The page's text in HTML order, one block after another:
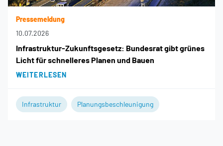
Pressemeldung
10.07.2026
Infrastruktur-Zukunftsgesetz: Bundesrat gibt grünes
Licht für schnelleres Planen und Bauen
WEITERLESEN
Infrastruktur Planungsbeschleunigung